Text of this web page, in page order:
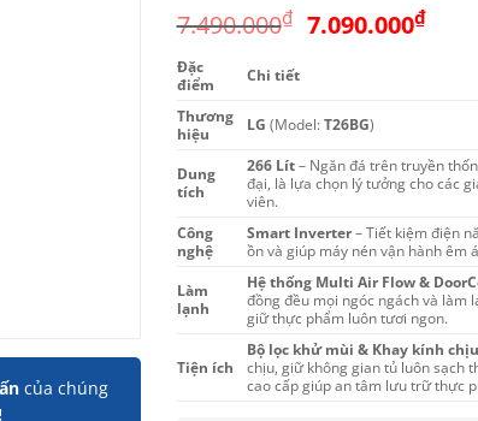
của chúng
7.490.000₫ Giá
7.090.000₫Giá
Đặc
điểm
Chi tiết
Thương
hiệu
LG (Model:T26BG)
Dung
tích
266 Lít– Ngăn đá trên truyền
đại, là lựa chọn lý tưởng cho các
viên.
Công
nghệ
Smart Inverter– Tiết kiệm điện
ồn và giúp máy nén vận hành êm
Làm
lạnh
Hệ thống Multi Air Flow &
đồng đều mọi ngóc ngách và làm
giữ thực phẩm luôn tươi ngon.
Tiện ích
Bộ lọc khử mùi & Khay kính
chịu, giữ không gian tủ luôn sạch
cao cấp giúp an tâm lưu trữ thực